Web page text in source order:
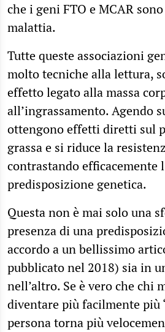
che i geni FTO e MCAR
malattia.
Tutte queste associazioni
molto tecniche alla lettura,
effetto legato alla massa
all’ingrassamento. Agendo
ottengono effetti diretti sul
grassa e si riduce la
contrastando efficacemente
predisposizione genetica.
Questa non è mai solo una
presenza di una
accordo a un bellissimo
pubblicato nel 2018) sia in
nell’altro. Se è vero che chi
diventare più facilmente più
persona torna più